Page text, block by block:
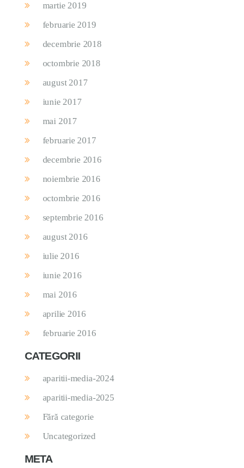
martie 2019
februarie 2019
decembrie 2018
octombrie 2018
august 2017
iunie 2017
mai 2017
februarie 2017
decembrie 2016
noiembrie 2016
octombrie 2016
septembrie 2016
august 2016
iulie 2016
iunie 2016
mai 2016
aprilie 2016
februarie 2016
CATEGORII
aparitii-media-2024
aparitii-media-2025
Fără categorie
Uncategorized
META